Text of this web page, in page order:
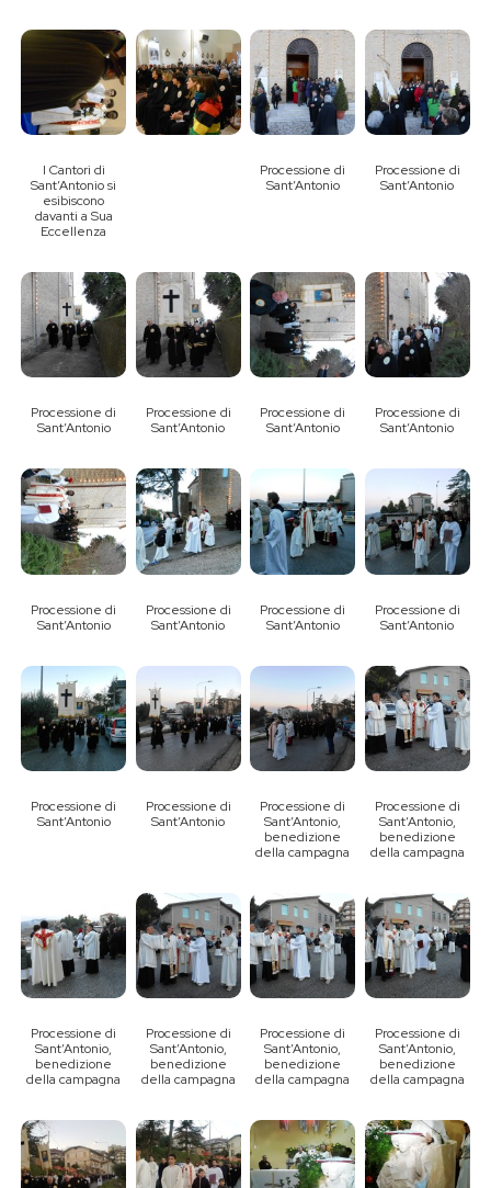
I Cantori di
Sant’Antonio si
esibiscono
davanti a Sua
Eccellenza
Processione di
Sant’Antonio
Processione di
Sant’Antonio
Processione di
Sant’Antonio
Processione di
Sant’Antonio
Processione di
Sant’Antonio
Processione di
Sant’Antonio
Processione di
Sant’Antonio
Processione di
Sant’Antonio
Processione di
Sant’Antonio
Processione di
Sant’Antonio
Processione di
Sant’Antonio
Processione di
Sant’Antonio
Processione di
Sant’Antonio,
benedizione
della campagna
Processione di
Sant’Antonio,
benedizione
della campagna
Processione di
Sant’Antonio,
benedizione
della campagna
Processione di
Sant’Antonio,
benedizione
della campagna
Processione di
Sant’Antonio,
benedizione
della campagna
Processione di
Sant’Antonio,
benedizione
della campagna